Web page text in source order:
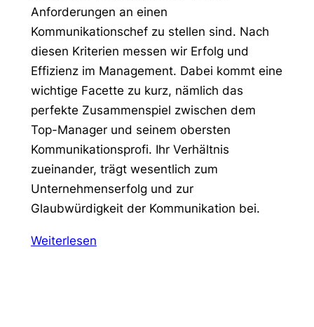
Anforderungen an einen
Kommunikationschef zu stellen sind. Nach
diesen Kriterien messen wir Erfolg und
Effizienz im Management. Dabei kommt eine
wichtige Facette zu kurz, nämlich das
perfekte Zusammenspiel zwischen dem
Top-Manager und seinem obersten
Kommunikationsprofi. Ihr Verhältnis
zueinander, trägt wesentlich zum
Unternehmenserfolg und zur
Glaubwürdigkeit der Kommunikation bei.
Weiterlesen